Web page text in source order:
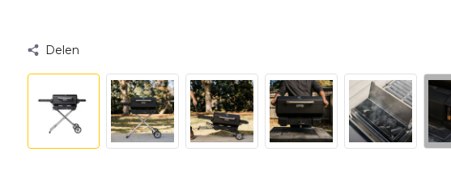
Delen